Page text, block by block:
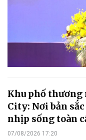
Khu phố thương
City: Nơi bản
nhịp sống toàn
07/08/2026 17:20